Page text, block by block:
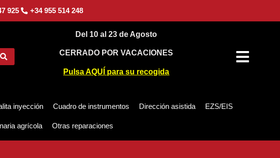
925 +34 955 514 248
Del 10 al 23 de Agosto
CERRADO POR VACACIONES
Pulsa AQUÍ para su recogida
inyección Cuadro de instrumentos Dirección asistida EZS/EIS
agrícola Otras reparaciones